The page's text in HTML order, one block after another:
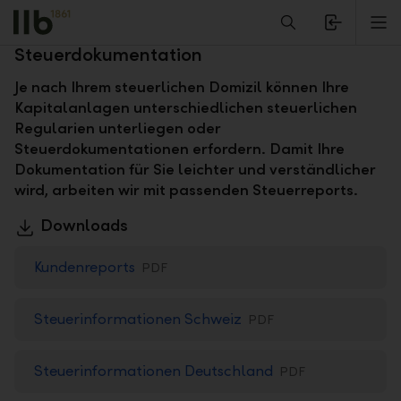
Alerts.Headline
Erleichtern Sie sich Ihre persönliche
Steuerdokumentation
Je nach Ihrem steuerlichen Domizil können Ihre
Kapitalanlagen unterschiedlichen steuerlichen
Regularien unterliegen oder
Steuerdokumentationen erfordern. Damit Ihre
Dokumentation für Sie leichter und verständlicher
wird, arbeiten wir mit passenden Steuerreports.
Downloads
Kundenreports PDF
Steuerinformationen Schweiz PDF
Steuerinformationen Deutschland PDF